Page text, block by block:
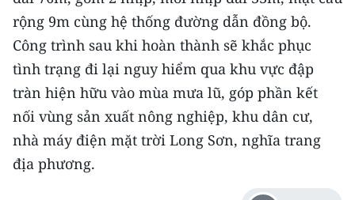
rộng 9m cùng hệ thống đường dẫn đồng bộ.
Công trình sau khi hoàn thành sẽ khắc phục
tình trạng đi lại nguy hiểm qua khu vực đập
tràn hiện hữu vào mùa mưa lũ, góp phần kết
nối vùng sản xuất nông nghiệp, khu dân cư,
nhà máy điện mặt trời Long Sơn, nghĩa trang
địa phương.